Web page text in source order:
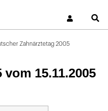
Zahnärztetag 2005
vom 15.11.2005